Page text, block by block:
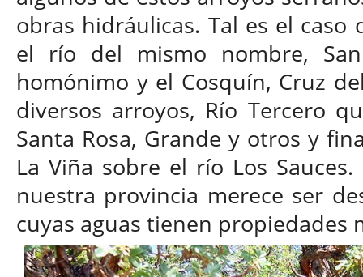
obras hidráulicas. Tal es el
el río del mismo nombre,
homónimo y el Cosquín, Cruz
diversos arroyos, Río Tercero
Santa Rosa, Grande y otros y
La Viña sobre el río Los
nuestra provincia merece ser
cuyas aguas tienen propiedades